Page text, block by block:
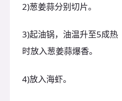
2)葱姜蒜分别切片。
3)起油锅，油温升至5成热
时放入葱姜蒜爆香。
4)放入海虾。